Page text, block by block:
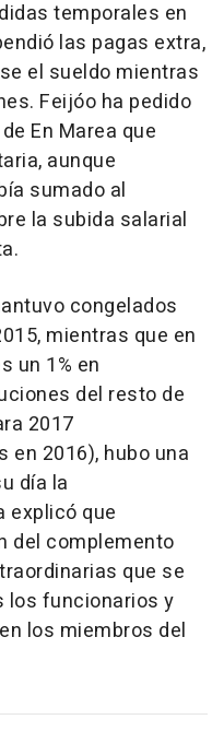
temporales en
las pagas extra,
el sueldo mientras
Feijóo ha pedido
En Marea que
aunque
sumado al
la subida salarial
congelados
mientras que en
un 1% en
del resto de
2017
2016), hubo una
día la
explicó que
del complemento
que se
los funcionarios y
los miembros del